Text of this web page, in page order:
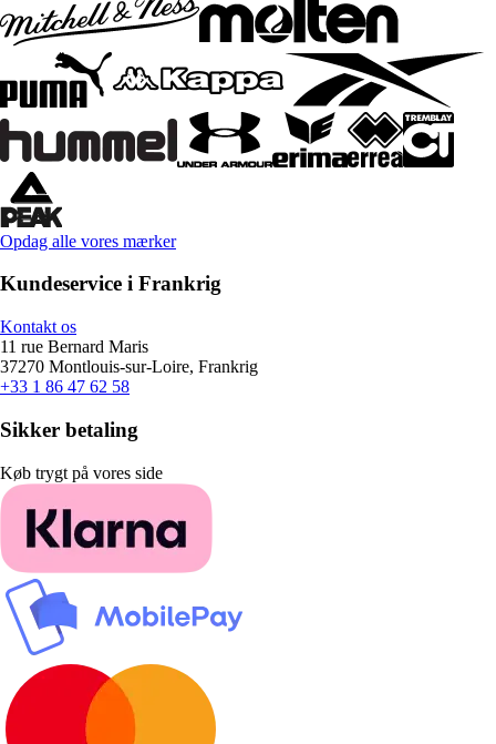
Opdag alle vores mærker
Kundeservice i Frankrig
Kontakt os
11 rue Bernard Maris
37270 Montlouis-sur-Loire, Frankrig
+33 1 86 47 62 58
Sikker betaling
Køb trygt på vores side